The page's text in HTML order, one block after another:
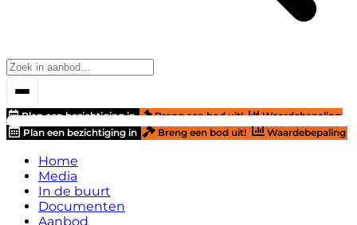
Plan een bezichtiging in Breng een bod uit!
Waardebepaling
Plan een bezichtiging in
Breng een bod uit! Waardebepaling
Home
Media
In de buurt
Documenten
Aanbod